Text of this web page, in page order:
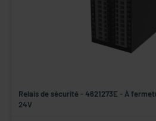
Relais de sécurité - 4621273E - À
24V